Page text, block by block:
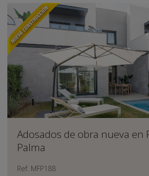
Adosados de obra nueva en
Palma
Ref. MFP188